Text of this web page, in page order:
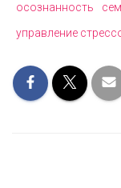
осознанность
управление